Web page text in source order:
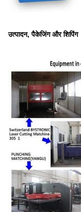
उत्पादन, पैकेजिंग और शिपिंग